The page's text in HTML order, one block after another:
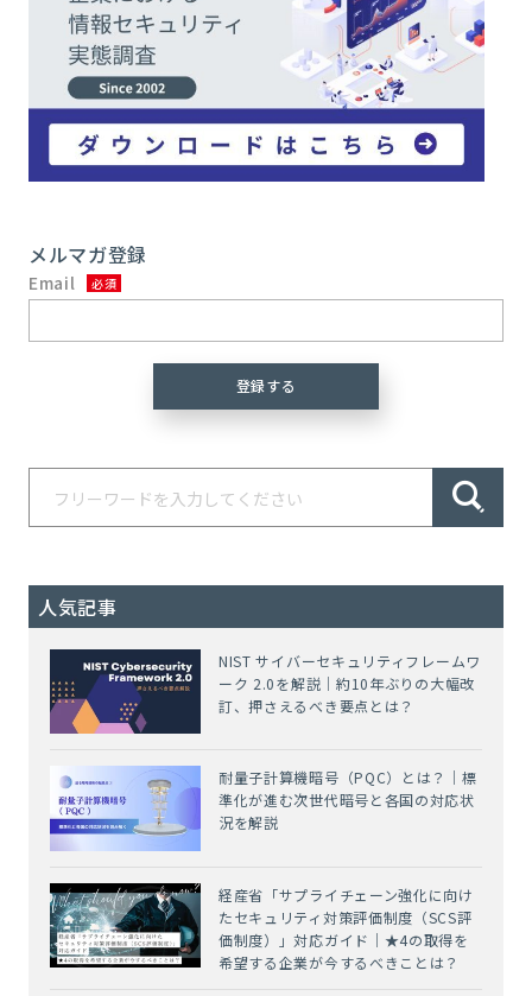
メルマガ登録
Email
人気記事
NIST サイバーセキュリティフレームワ
ーク 2.0を解説｜約10年ぶりの大幅改
訂、押さえるべき要点とは？
耐量子計算機暗号（PQC）とは？｜標
準化が進む次世代暗号と各国の対応状
況を解説
経産省「サプライチェーン強化に向け
たセキュリティ対策評価制度（SCS評
価制度）」対応ガイド｜★4の取得を
希望する企業が今するべきことは？